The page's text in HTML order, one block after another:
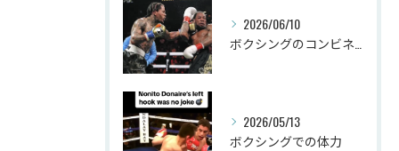
2026/06/10
2026/05/13
ボクシングでの体力